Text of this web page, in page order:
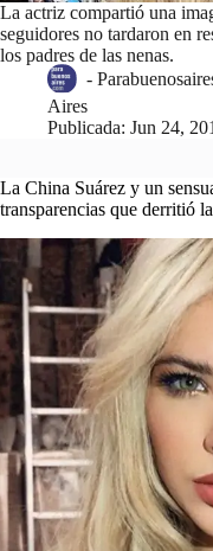
La actriz compartió una
seguidores no tardaron en
los padres de las nenas.
-
Aires
Publicada: Jun 24,
La China Suárez y un
transparencias que derritió